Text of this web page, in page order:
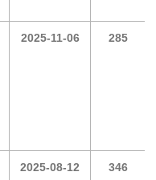
2025-11-06 285
2025-08-12 346